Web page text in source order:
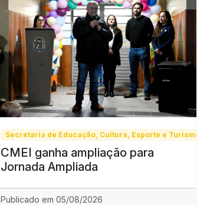
Secretaria de Educação, Cultura, Esporte e Turismo
CMEI ganha ampliação para
Jornada Ampliada
Publicado em 05/08/2026